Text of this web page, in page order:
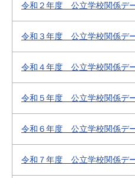
令和２年度 公立学校関係デ
令和３年度 公立学校関係デ
令和４年度 公立学校関係デ
令和５年度 公立学校関係デ
令和６年度 公立学校関係デ
令和７年度 公立学校関係デ